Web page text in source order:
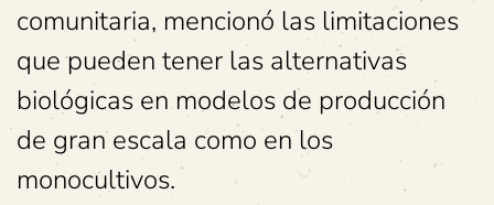
comunitaria, mencionó las limitaciones
que pueden tener las alternativas
biológicas en modelos de producción
de gran escala como en los
monocultivos.